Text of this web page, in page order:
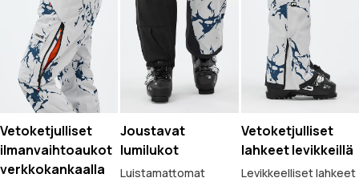
Vetoketjulliset
ilmanvaihtoaukot
verkkokankaalla
Joustavat
lumilukot
Luistamattomat
Vetoketjulliset
lahkeet levikkeillä
Levikkeelliset lahkeet